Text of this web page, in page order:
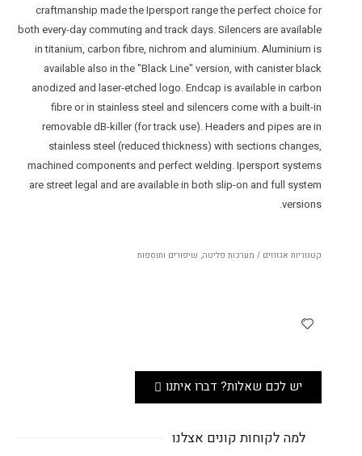
craftmanship made the Ipersport range the perfect choice for
both every-day commuting and track days. Silencers are available
in titanium, carbon fibre, nichrom and aluminium. Aluminium is
available also in the "Black Line" version, with canister black
anodized and laser-etched logo. Endcap is available in carbon
fibre or in stainless steel and silencers come with a built-in
removable dB-killer (for track use). Headers and pipes are in
stainless steel (reduced thickness) with sections changes,
machined components and perfect welding. Ipersport systems
are street legal and are available in both slip-on and full system
versions.
קטגוריות אגזוזים / מערכות פליטה, שיפורים ותוספות
יש לכם שאלות? דברו איתנו
למה לקוחות קונים אצלנו